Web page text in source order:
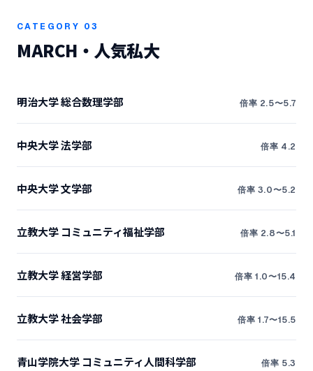
CATEGORY 03
MARCH・人気私大
明治大学 総合数理学部 倍率 2.5〜5.7
中央大学 法学部 倍率 4.2
中央大学 文学部 倍率 3.0〜5.2
立教大学 コミュニティ福祉学部 倍率 2.8〜5.1
立教大学 経営学部 倍率 1.0〜15.4
立教大学 社会学部 倍率 1.7〜15.5
青山学院大学 コミュニティ人間科学部 倍率 5.3